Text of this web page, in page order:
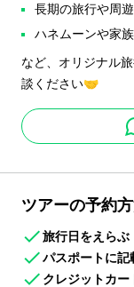
長期の旅行や周
ハネムーンや家
など、オリジナル
談ください🤝
ツアーの予約
旅行日をえら
パスポートに記
クレジットカ